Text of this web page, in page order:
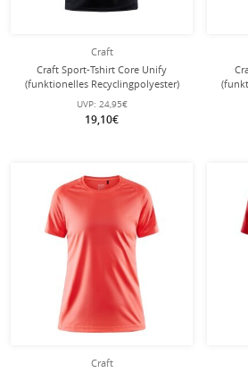
Craft
Craft Sport-Tshirt Core Unify
(funktionelles Recyclingpolyester)
schwarz Herren
UVP: 24,95€
19,10€
Craft